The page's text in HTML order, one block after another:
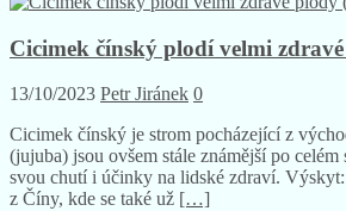
Cicimek čínský plodí velmi
13/10/2023 Petr Jiránek 0
Cicimek čínský je strom pocházející z
(jujuba) jsou ovšem stále známější po
svou chutí i účinky na lidské zdraví.
z Číny, kde se také už […]